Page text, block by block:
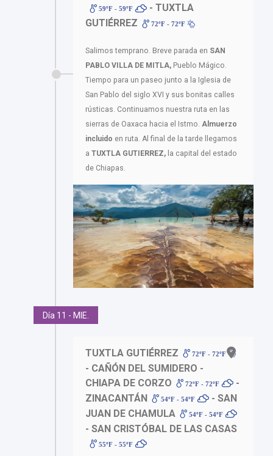
59ºF - 59ºF
- TUXTLA
GUTIÉRREZ
72ºF - 72ºF
Salimos temprano. Breve parada en SAN
PABLO VILLA DE MITLA, Pueblo Mágico.
Tiempo para un paseo junto a la Iglesia de
San Pablo del siglo XVI y sus bonitas calles
rústicas. Continuamos nuestra ruta en las
sierras de Oaxaca hacia el Istmo. Almuerzo
incluido en ruta. Al final de la tarde llegamos
a TUXTLA GUTIERREZ, la capital del estado
de Chiapas.
Día 11 - MIE.
TUXTLA GUTIÉRREZ 72ºF - 72ºF
- CAÑÓN DEL SUMIDERO -
CHIAPA DE CORZO
72ºF - 72ºF
-
ZINACANTÁN
54ºF - 54ºF
- SAN
JUAN DE CHAMULA
54ºF - 54ºF
- SAN CRISTÓBAL DE LAS CASAS
55ºF - 55ºF